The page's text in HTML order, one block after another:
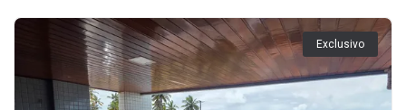
Exclusivo